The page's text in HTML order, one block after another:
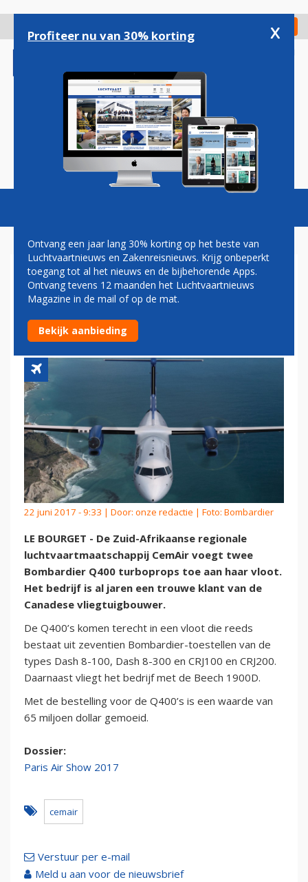
gaan
Check in
Magazine Podcasts Vacatures
ZUID-AFRIKAANS CEMAIR
BREIDT VLOOT UIT MET
BOMBARDIER Q400
22 juni 2017 - 9:33 | Door: onze redactie | Foto: Bombardier
LE BOURGET - De Zuid-Afrikaanse regionale
luchtvaartmaatschappij CemAir voegt twee
Bombardier Q400 turboprops toe aan haar vloot.
Het bedrijf is al jaren een trouwe klant van de
Canadese vliegtuigbouwer.
De Q400’s komen terecht in een vloot die reeds
bestaat uit zeventien Bombardier-toestellen van de
types Dash 8-100, Dash 8-300 en CRJ100 en CRJ200.
Daarnaast vliegt het bedrijf met de Beech 1900D.
Met de bestelling voor de Q400’s is een waarde van
65 miljoen dollar gemoeid.
Dossier:
Paris Air Show 2017
cemair
Verstuur per e-mail
Meld u aan voor de nieuwsbrief
Profiteer nu van 30% korting x
Ontvang een jaar lang 30% korting op het beste van
Luchtvaartnieuws en Zakenreisnieuws. Krijg onbeperkt
toegang tot al het nieuws en de bijbehorende Apps.
Ontvang tevens 12 maanden het Luchtvaartnieuws
Magazine in de mail of op de mat.
Bekijk aanbieding